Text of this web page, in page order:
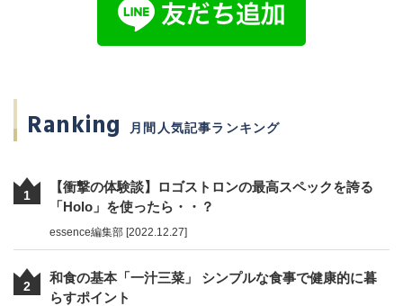
Ranking 月間人気記事ランキング
1
【衝撃の体験談】ロゴストロンの最高スペックを誇る
「Holo」を使ったら・・？
essence編集部 [2022.12.27]
2
和食の基本「一汁三菜」 シンプルな食事で健康的に暮
らすポイント